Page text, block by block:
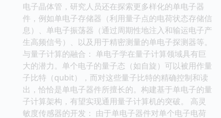
电子晶体管，研究人员还在探索更多样化的单电子器
件，例如单电子存储器（利用量子点的电荷状态存储信
息）、单电子振荡器（通过周期性地注入和输运电子产
生高频信号）、以及用于精密测量的单电子探测器等。
与量子计算的融合： 单电子学在量子计算领域具有巨
大的潜力。单个电子的量子态（如自旋）可以被用作量
子比特（qubit），而对这些量子比特的精确控制和读
出，恰恰是单电子器件所擅长的。构建基于单电子的量
子计算架构，有望实现通用量子计算机的突破。 高灵
敏度传感器的开发： 由于单电子器件对单个电子电荷